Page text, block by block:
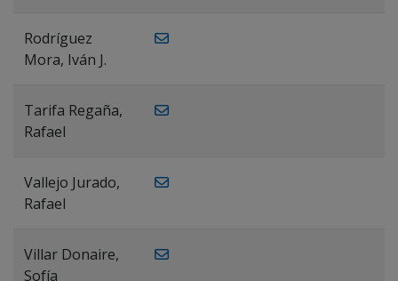
Rodríguez
Mora, Iván J.
Tarifa Regaña,
Rafael
Vallejo Jurado,
Rafael
Villar Donaire,
Sofía